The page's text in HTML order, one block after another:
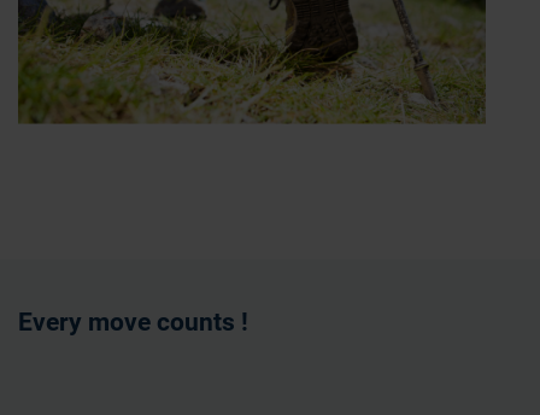
Every move counts !